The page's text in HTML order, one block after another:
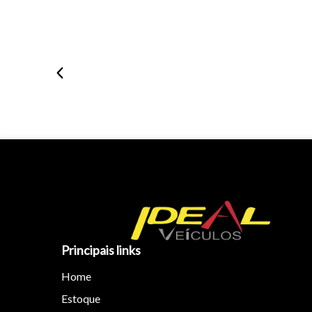
Principais links
Home
Estoque